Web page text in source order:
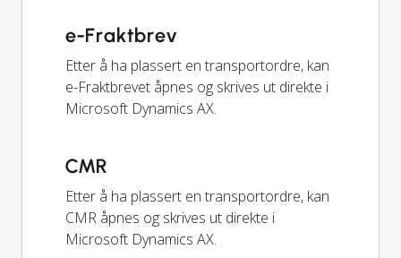
e-Fraktbrev
Etter å ha plassert en transportordre, kan
e-Fraktbrevet åpnes og skrives ut direkte i
Microsoft Dynamics AX.
CMR
Etter å ha plassert en transportordre, kan
CMR åpnes og skrives ut direkte i
Microsoft Dynamics AX.